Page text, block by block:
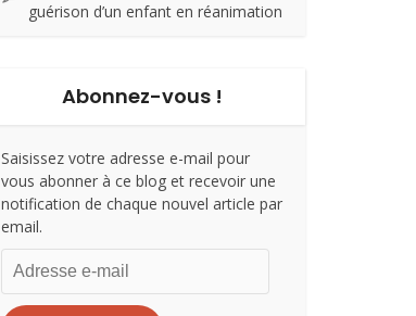
guérison d’un enfant en réanimation
Abonnez-vous !
Saisissez votre adresse e-mail pour
vous abonner à ce blog et recevoir une
notification de chaque nouvel article par
email.
Adresse
e-
mail